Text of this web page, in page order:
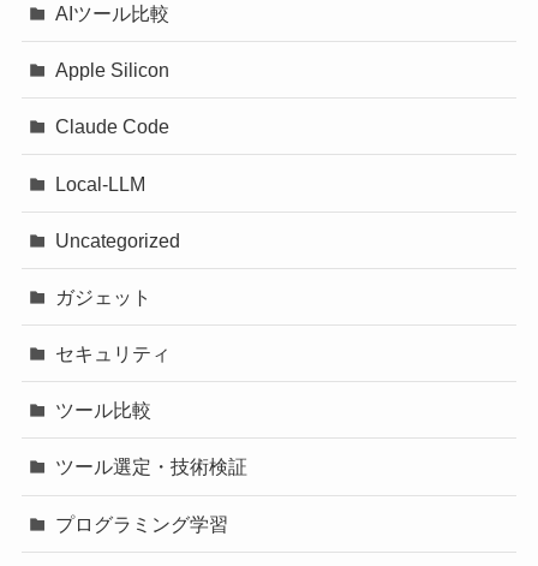
AIツール比較
Apple Silicon
Claude Code
Local-LLM
Uncategorized
ガジェット
セキュリティ
ツール比較
ツール選定・技術検証
プログラミング学習